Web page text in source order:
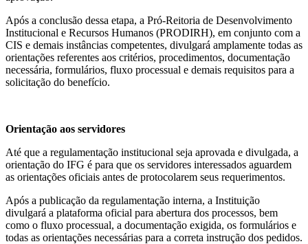
Após a conclusão dessa etapa, a Pró-Reitoria de Desenvolvimento
Institucional e Recursos Humanos (PRODIRH), em conjunto com a
CIS e demais instâncias competentes, divulgará amplamente todas as
orientações referentes aos critérios, procedimentos, documentação
necessária, formulários, fluxo processual e demais requisitos para a
solicitação do benefício.
Orientação aos servidores
Até que a regulamentação institucional seja aprovada e divulgada, a
orientação do IFG é para que os servidores interessados aguardem
as orientações oficiais antes de protocolarem seus requerimentos.
Após a publicação da regulamentação interna, a Instituição
divulgará a plataforma oficial para abertura dos processos, bem
como o fluxo processual, a documentação exigida, os formulários e
todas as orientações necessárias para a correta instrução dos pedidos.